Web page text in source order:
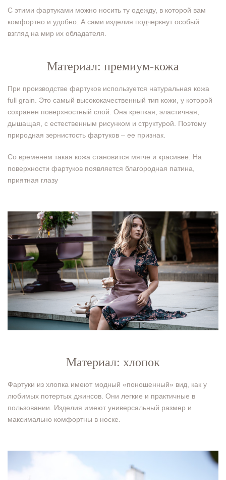
С этими фартуками можно носить ту одежду, в которой вам
комфортно и удобно. А сами изделия подчеркнут особый
взгляд на мир их обладателя.
Материал: премиум-кожа
При производстве фартуков используется натуральная кожа
full grain. Это самый высококачественный тип кожи, у которой
сохранен поверхностный слой. Она крепкая, эластичная,
дышащая, с естественным рисунком и структурой. Поэтому
природная зернистость фартуков – ее признак.
Со временем такая кожа становится мягче и красивее. На
поверхности фартуков появляется благородная патина,
приятная глазу
Материал: хлопок
Фартуки из хлопка имеют модный «поношенный» вид, как у
любимых потертых джинсов. Они легкие и практичные в
пользовании. Изделия имеют универсальный размер и
максимально комфортны в носке.